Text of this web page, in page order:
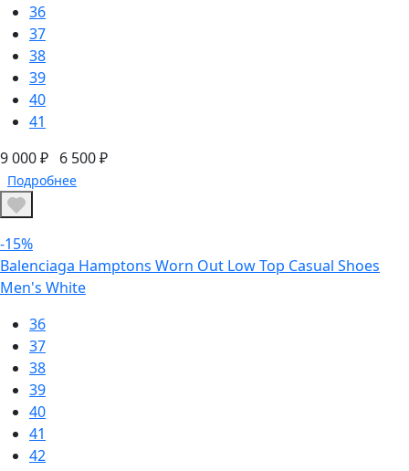
36
37
38
39
40
41
9 000 ₽ 6 500 ₽
Подробнее
-15%
Balenciaga Hamptons Worn Out Low Top Casual Shoes
Men's White
36
37
38
39
40
41
42